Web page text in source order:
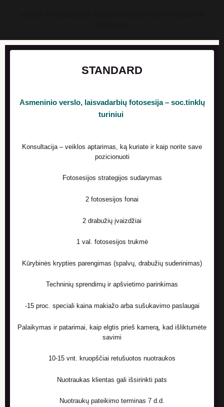
STANDARD
Asmeninio verslo, laisvadarbių fotosesija – soc.tinklų
turiniui
Konsultacija – veiklos aptarimas, ką kuriate ir kaip norite save
pozicionuoti
Fotosesijos strategijos sudarymas
2 fotosesijos fonai
2 drabužių įvaizdžiai
1 val. fotosesijos trukmė
Kūrybinės krypties parengimas (spalvų, drabužių suderinimas)
Techninių sprendimų ir apšvietimo parinkimas
-15 proc. speciali kaina makiažo arba sušukavimo paslaugai
Palaikymas ir patarimai, kaip elgtis prieš kamerą, kad išliktumėte
savimi
10-15 vnt. kruopščiai retušuotos nuotraukos
Nuotraukas klientas gali išsirinkti pats
Nuotraukų pateikimo terminas 7 d.d.